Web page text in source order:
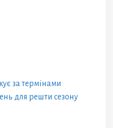
за термінами
для решти сезону